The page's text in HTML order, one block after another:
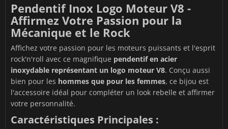
Pendentif Inox Logo Moteur V8 -
Affirmez Votre Passion pour la
Mécanique et le Rock
Affichez votre passion pour les moteurs puissants et l'esprit
rock'n'roll avec ce magnifique pendentif en acier
inoxydable représentant un logo moteur V8. Conçu aussi
bien pour les hommes que pour les femmes, ce bijou est
l'accessoire idéal pour compléter un look rebelle et affirmer
votre personnalité.
Caractéristiques Principales :